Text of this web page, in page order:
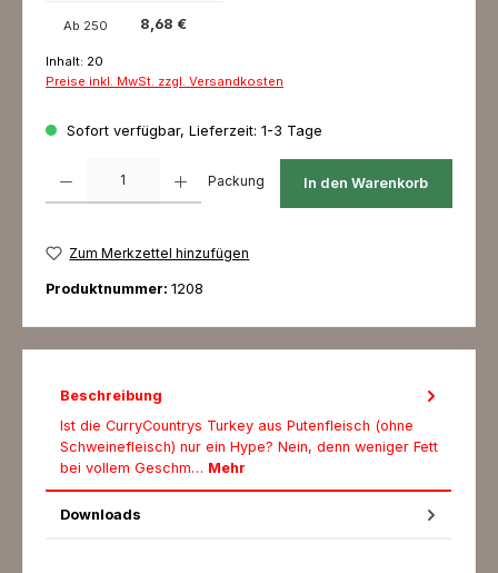
Ab 250 8,68 €
Inhalt: 20
Preise inkl. MwSt. zzgl. Versandkosten
Sofort verfügbar, Lieferzeit: 1-3 Tage
Packung In den Warenkorb
Zum Merkzettel hinzufügen
Produktnummer: 1208
Beschreibung
Ist die CurryCountrys Turkey aus Putenfleisch (ohne
Schweinefleisch) nur ein Hype? Nein, denn weniger Fett
bei vollem Geschm… Mehr
Downloads